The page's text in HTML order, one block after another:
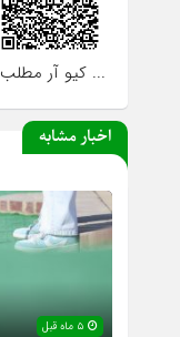
... کیو آر مطلب
اخبار مشابه